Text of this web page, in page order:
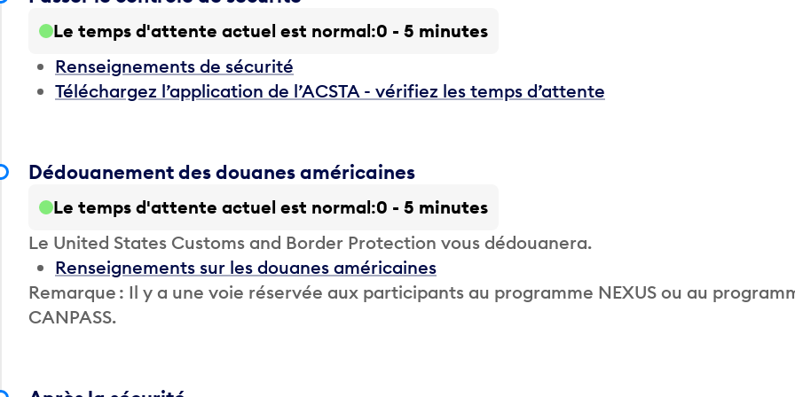
Le temps d'attente actuel est normal 0 - 5 minutes
Renseignements de sécurité
Téléchargez l’application de l’ACSTA - vérifiez les temps d’attente
Dédouanement des douanes américaines
Le temps d'attente actuel est normal 0 - 5 minutes
Le United States Customs and Border Protection vous dédouanera.
Renseignements sur les douanes américaines
Remarque : Il y a une voie réservée aux participants au programme NEXUS ou au
CANPASS.